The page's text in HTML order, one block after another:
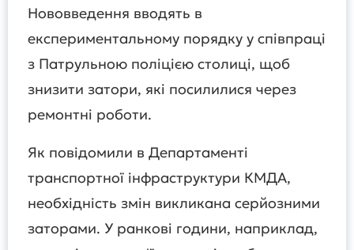
Нововведення вводять в
експериментальному порядку у співпраці
з Патрульною поліцією столиці, щоб
знизити затори, які посилилися через
ремонтні роботи.
Як повідомили в Департаменті
транспортної інфраструктури КМДА,
необхідність змін викликана серйозними
заторами. У ранкові години, наприклад,